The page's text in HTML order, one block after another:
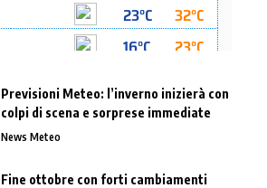
Previsioni Meteo: l’inverno inizierà con
colpi di scena e sorprese immediate
News Meteo
Fine ottobre con forti cambiamenti